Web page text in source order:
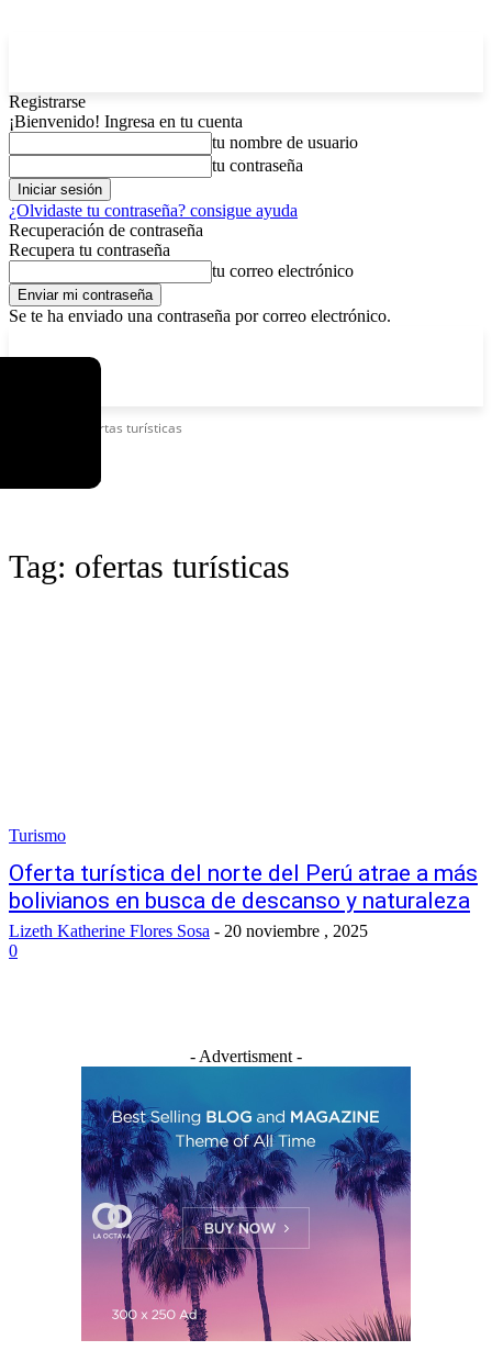
Registrarse
¡Bienvenido! Ingresa en tu cuenta
tu nombre de usuario
tu contraseña
¿Olvidaste tu contraseña? consigue ayuda
Recuperación de contraseña
Recupera tu contraseña
tu correo electrónico
Se te ha enviado una contraseña por correo electrónico.
Ofertas turísticas
Tag: ofertas turísticas
Turismo
Oferta turística del norte del Perú atrae a más
bolivianos en busca de descanso y naturaleza
Lizeth Katherine Flores Sosa - 20 noviembre , 2025
0
- Advertisment -